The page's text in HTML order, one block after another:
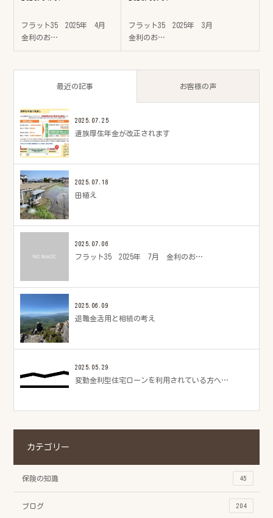
フラット35 2025年 4月
金利のお…
フラット35 2025年 3月
金利のお…
最近の記事 お客様の声
2025.07.25
遺族厚生年金が改正されます
2025.07.18
田植え
2025.07.06
フラット35 2025年 7月 金利のお…
2025.06.09
退職金活用と相続の考え
2025.05.29
変動金利型住宅ローンを利用されている方へ…
カテゴリー
保険の知識 45
ブログ 204